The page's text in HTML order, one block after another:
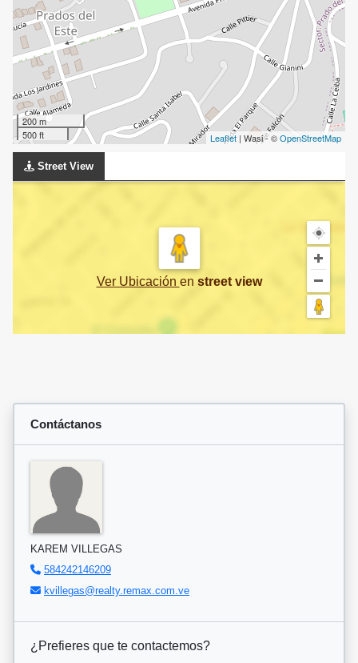
200 m
500 ft
Leaflet | Wasi - ©OpenStreetMap
Street View
Ver Ubicación en street view
Contáctanos
KAREM VILLEGAS
584242146209
kvillegas@realty.remax.com.ve
¿Prefieres que te contactemos?